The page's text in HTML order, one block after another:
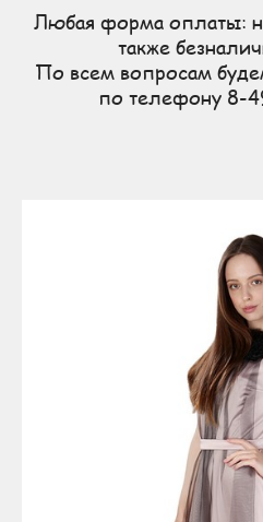
Любая форма оплаты:
также
По всем вопросам
по телефону 8-